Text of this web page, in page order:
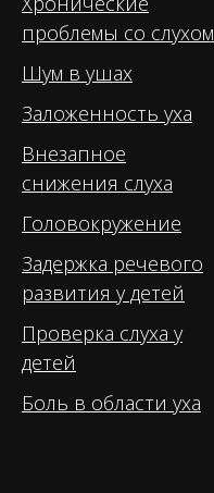
проблемы со слухом
Шум в ушах
Заложенность уха
Внезапное
снижения слуха
Головокружение
Задержка речевого
развития у детей
Проверка слуха у
детей
Боль в области уха